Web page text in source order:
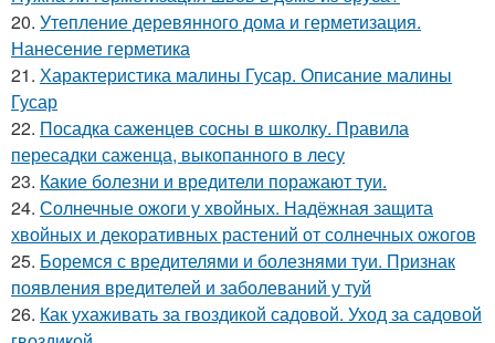
20. Утепление деревянного дома и герметизация.
Нанесение герметика
21. Характеристика малины Гусар. Описание малины
Гусар
22. Посадка саженцев сосны в школку. Правила
пересадки саженца, выкопанного в лесу
23. Какие болезни и вредители поражают туи.
24. Солнечные ожоги у хвойных. Надёжная защита
хвойных и декоративных растений от солнечных ожогов
25. Боремся с вредителями и болезнями туи. Признак
появления вредителей и заболеваний у туй
26. Как ухаживать за гвоздикой садовой. Уход за садовой